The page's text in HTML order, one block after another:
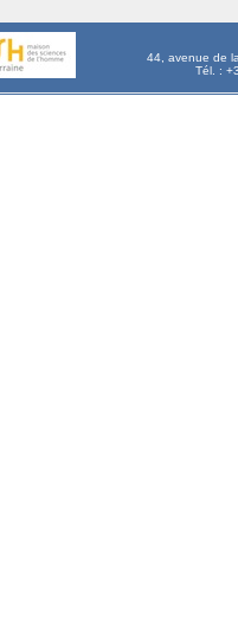
44, avenue de
Tél. :